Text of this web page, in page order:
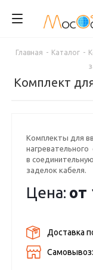
Главная - Каталог -
Комплект
Комплекты для
нагревательного
в
заделок кабеля.
Цена: от
Доставка